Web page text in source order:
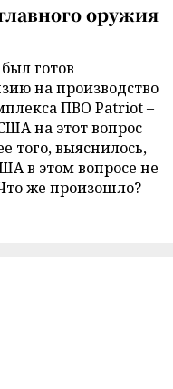
оружия
готов
на производство
ПВО Patriot –
на этот вопрос
того, выяснилось,
в этом вопросе не
же произошло?